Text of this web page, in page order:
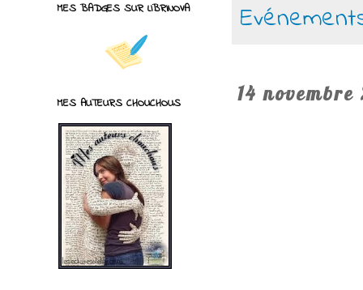
14 novembre
MES BADGES SUR LIBRINOVA
MES AUTEURS CHOUCHOUS